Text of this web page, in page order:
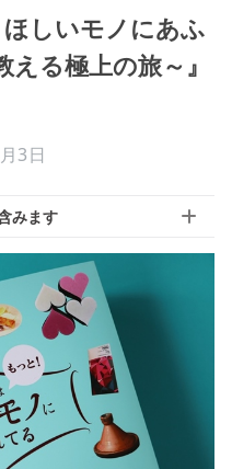
しいモノにあふ
る極上の旅～』
3日
みます